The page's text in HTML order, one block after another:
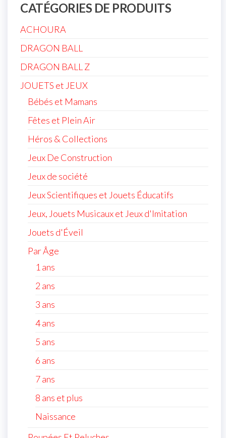
CATÉGORIES DE PRODUITS
ACHOURA
DRAGON BALL
DRAGON BALL Z
JOUETS et JEUX
Bébés et Mamans
Fêtes et Plein Air
Héros & Collections
Jeux De Construction
Jeux de société
Jeux Scientifiques et Jouets Éducatifs
Jeux, Jouets Musicaux et Jeux d'Imitation
Jouets d'Éveil
Par Âge
1 ans
2 ans
3 ans
4 ans
5 ans
6 ans
7 ans
8 ans et plus
Naissance